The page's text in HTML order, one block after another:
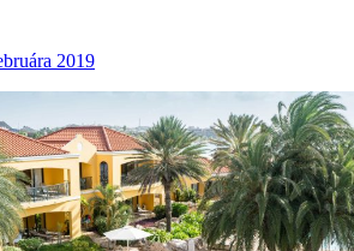
2019